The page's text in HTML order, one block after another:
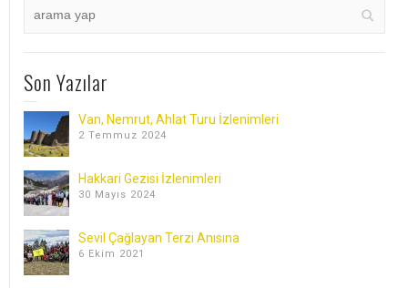
Son Yazılar
Van, Nemrut, Ahlat Turu İzlenimleri
2 Temmuz 2024
Hakkari Gezisi İzlenimleri
30 Mayıs 2024
Sevil Çağlayan Terzi Anısına
6 Ekim 2021